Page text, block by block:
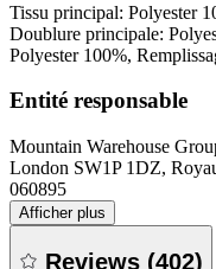
Tissu principal: Polyester
Doublure principale:
Polyester 100%,
Entité responsable
Mountain Warehouse
London SW1P 1DZ,
060895
Afficher plus
Reviews (402)